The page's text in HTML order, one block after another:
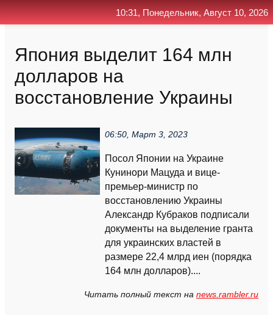
Япония выделит 164 млн
долларов на
восстановление Украины
06:50, Март 3, 2023
Посол Японии на Украине
Кунинори Мацуда и вице-
премьер-министр по
восстановлению Украины
Александр Кубраков подписали
документы на выделение гранта
для украинских властей в
размере 22,4 млрд иен (порядка
164 млн долларов)....
Читать полный текст на news.rambler.ru
10:31, Понедельник, Август 10, 2026